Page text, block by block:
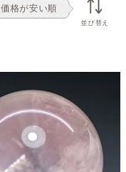
価格が安い順
並び替え